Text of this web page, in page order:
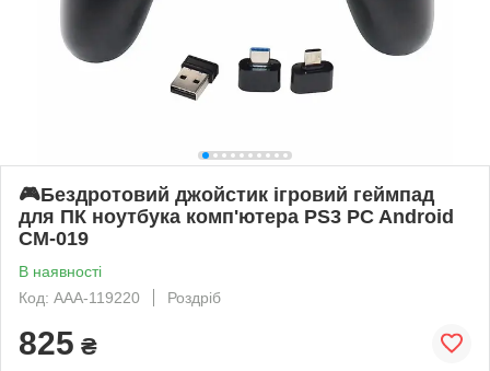
🎮Бездротовий джойстик ігровий геймпад
для ПК ноутбука комп'ютера PS3 PC Android
CM-019
В наявності
Код: AAA-119220
Роздріб
825 ₴